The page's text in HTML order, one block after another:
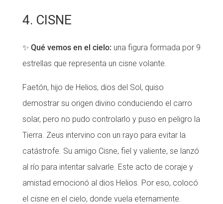
4. CISNE
✨ Qué vemos en el cielo: una figura formada por 9
estrellas que representa un cisne volante.
Faetón, hijo de Helios, dios del Sol, quiso
demostrar su origen divino conduciendo el carro
solar, pero no pudo controlarlo y puso en peligro la
Tierra. Zeus intervino con un rayo para evitar la
catástrofe. Su amigo Cisne, fiel y valiente, se lanzó
al río para intentar salvarle. Este acto de coraje y
amistad emocionó al dios Helios. Por eso, colocó
el cisne en el cielo, donde vuela eternamente.